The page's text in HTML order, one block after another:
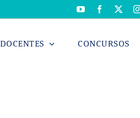
YouTubeFacebook
DOCENTES CONCURSOS